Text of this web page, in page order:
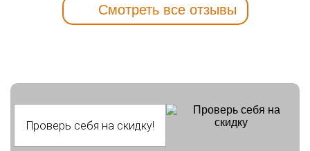
Смотреть все отзывы